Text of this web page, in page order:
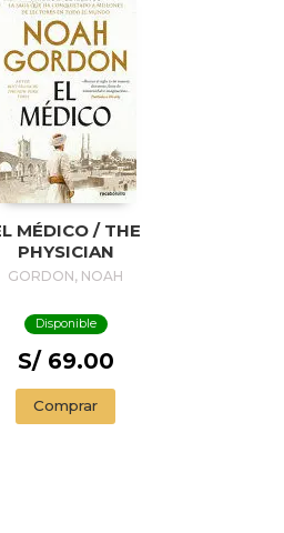
MÉDICO / THE
PHYSICIAN
GORDON, NOAH
Disponible
S/ 69.00
Comprar